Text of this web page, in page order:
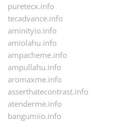
puretecx.info
tecadvance.info
aminityio.info
amiolahu.info
ampacheme.info
ampullahu.info
aromaxme.info
asserthatecontrast.info
atenderme.info
bangumiio.info